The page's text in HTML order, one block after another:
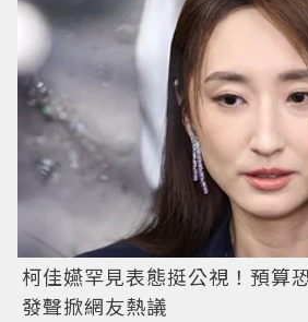
柯佳嬿罕見表態挺公視！預算
發聲掀網友熱議